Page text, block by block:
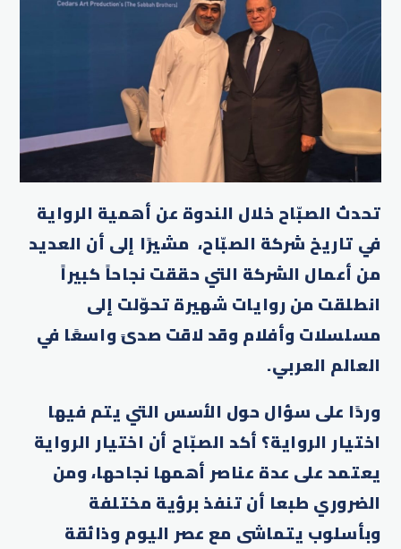
تحدث الصبّاح خلال الندوة عن أهمية الرواية
في تاريخ شركة الصبّاح، مشيرًا إلى أن العديد
من أعمال الشركة التي حققت نجاحاً كبيراً
انطلقت من روايات شهيرة تحوّلت إلى
مسلسلات وأفلام وقد لاقت صدىً واسعًا في
العالم العربي.
وردًا على سؤال حول الأسس التي يتم فيها
اختيار الرواية؟ أكد الصبّاح أن اختيار الرواية
يعتمد على عدة عناصر أهمها نجاحها، ومن
الضروري طبعا أن تنفذ برؤية مختلفة
وبأسلوب يتماشى مع عصر اليوم وذائقة